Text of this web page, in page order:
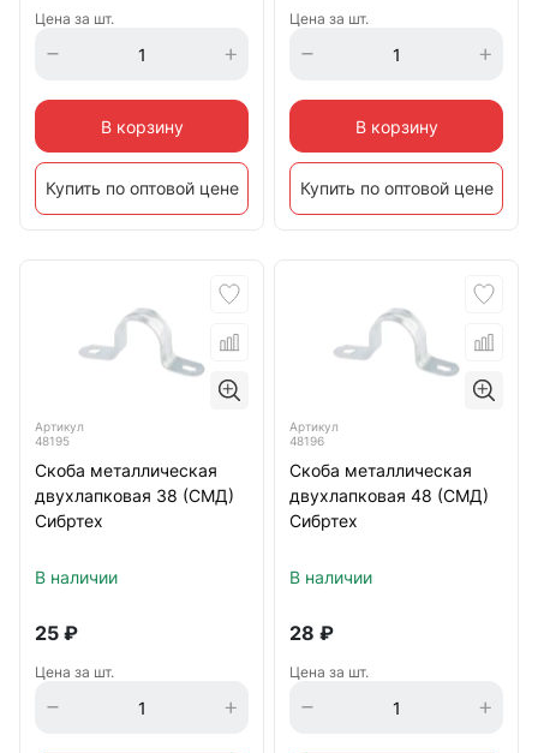
Цена за шт.
В корзину
Купить по оптовой цене
Цена за шт.
В корзину
Купить по оптовой цене
Артикул
48195
Скоба металлическая
двухлапковая 38 (СМД)
Сибртех
В наличии
25 ₽
Цена за шт.
Артикул
48196
Скоба металлическая
двухлапковая 48 (СМД)
Сибртех
В наличии
28 ₽
Цена за шт.